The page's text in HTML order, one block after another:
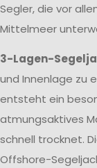
Segler, die vor
Mittelmeer
3-Lagen-
und Innenlage zu
entsteht ein
atmungsaktives
schnell trocknet.
Offshore-